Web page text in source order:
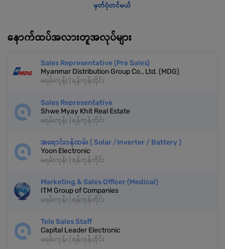
မှတ်ပုံတင်မယ်
နောက်ထပ်အလားတူအလုပ်များ
Sales Representative (Pre Sales)
Myanmar Distribution Group Co., Ltd. (MDG)
မရမ်းကုန်း | ရန်ကုန်တိုင်း
Sales Representative
Shwe Myay Khit Real Estate
မရမ်းကုန်း | ရန်ကုန်တိုင်း
အရောင်းဝန်ထမ်း ( Solar /Inverter / Battery )
Yoon Electronic
မရမ်းကုန်း | ရန်ကုန်တိုင်း
Marketing & Sales Officer (Medical)
ITM Group of Companies
မရမ်းကုန်း | ရန်ကုန်တိုင်း
Tele Sales Staff
Capital Leader Electronic
မရမ်းကုန်း | ရန်ကုန်တိုင်း